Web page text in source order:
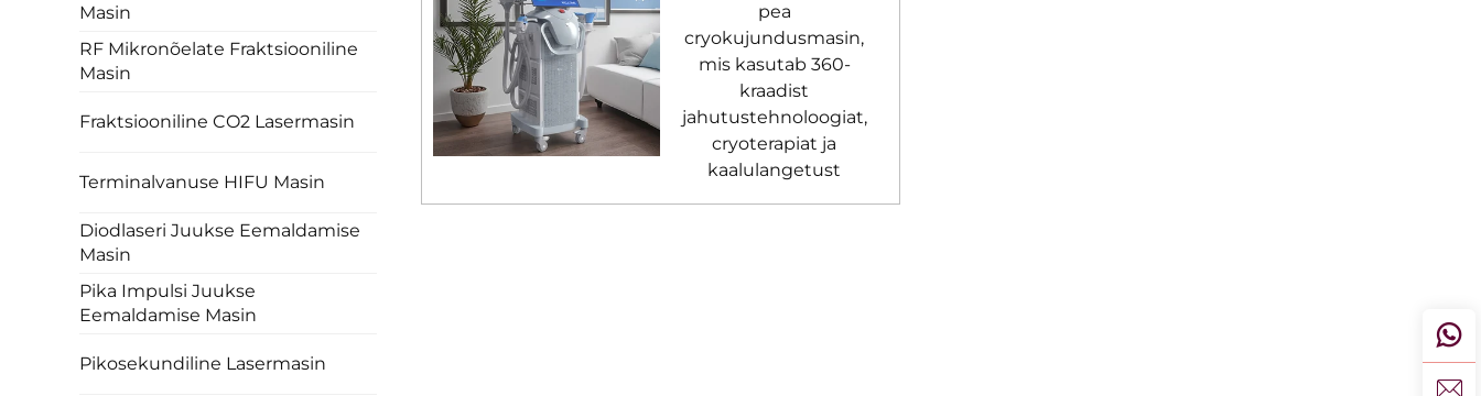
Masin
RF Mikronõelate Fraktsiooniline
Masin
Fraktsiooniline CO2 Lasermasin
Terminalvanuse HIFU Masin
Diodlaseri Juukse Eemaldamise
Masin
Pika Impulsi Juukse
Eemaldamise Masin
Pikosekundiline Lasermasin
pea
cryokujundusmasin,
mis kasutab 360-
kraadist
jahutustehnoloogiat,
cryoterapiat ja
kaalulangetust